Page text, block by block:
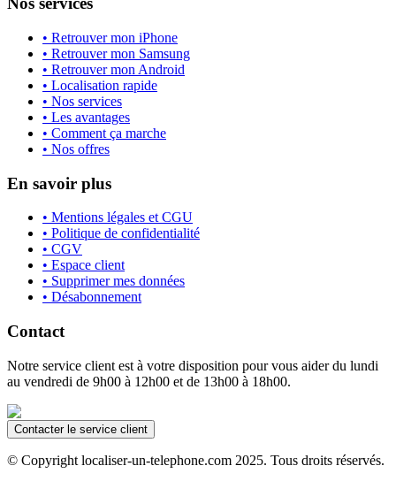
• Retrouver mon iPhone
• Retrouver mon Samsung
• Retrouver mon Android
• Localisation rapide
• Nos services
• Les avantages
• Comment ça marche
• Nos offres
En savoir plus
• Mentions légales et CGU
• Politique de confidentialité
• CGV
• Espace client
• Supprimer mes données
• Désabonnement
Contact
Notre service client est à votre disposition pour vous aider du lundi
au vendredi de 9h00 à 12h00 et de 13h00 à 18h00.
Contacter le service client
© Copyright localiser-un-telephone.com 2025. Tous droits réservés.